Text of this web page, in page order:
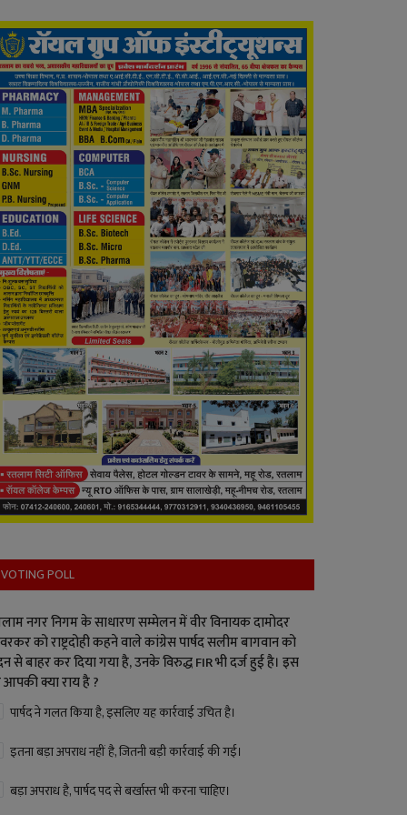
VOTING POLL
नगर निगम के साधारण सम्मेलन में वीर विनायक दामोदर
को राष्ट्रदोही कहने वाले कांग्रेस पार्षद सलीम बागवान को
से बाहर कर दिया गया है, उनके विरुद्ध FIR भी दर्ज हुई है। इस
आपकी क्या राय है ?
पार्षद ने गलत किया है, इसलिए यह कार्रवाई उचित है।
इतना बड़ा अपराध नहीं है, जितनी बड़ी कार्रवाई की गई।
बड़ा अपराध है, पार्षद पद से बर्खास्त भी करना चाहिए।